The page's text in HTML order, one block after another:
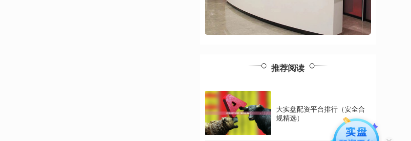
推荐阅读
大实盘配资平台排行（安全合
规精选）